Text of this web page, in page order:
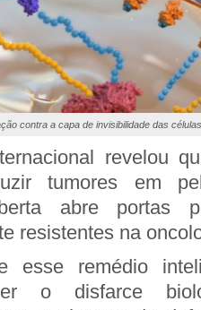
contra a capa de invisibilidade das
revelou
tumores em
abre portas
resistentes na
esse remédio
o disfarce